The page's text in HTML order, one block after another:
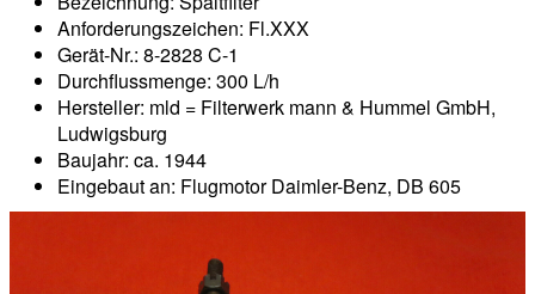
Anforderungszeichen: Fl.XXX
Gerät-Nr.: 8-2828 C-1
Durchflussmenge: 300 L/h
Hersteller: mld = Filterwerk mann & Hummel GmbH,
Ludwigsburg
Baujahr: ca. 1944
Eingebaut an: Flugmotor Daimler-Benz, DB 605